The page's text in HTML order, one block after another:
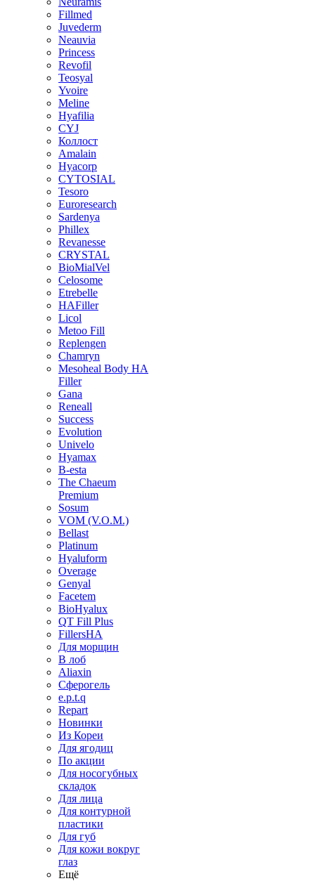
Fillmed
Juvederm
Neauvia
Princess
Revofil
Teosyal
Yvoire
Meline
Hyafilia
CYJ
Коллост
Amalain
Hyacorp
CYTOSIAL
Tesoro
Euroresearch
Sardenya
Phillex
Revanesse
CRYSTAL
BioMialVel
Celosome
Etrebelle
HAFiller
Licol
Metoo Fill
Replengen
Chamryn
Mesoheal Body HA
Filler
Gana
Reneall
Success
Evolution
Univelo
Hyamax
B-esta
The Chaeum
Premium
Sosum
VOM (V.O.M.)
Bellast
Platinum
Hyaluform
Overage
Genyal
Facetem
BioHyalux
QT Fill Plus
FillersHA
Для морщин
В лоб
Aliaxin
Сферогель
e.p.t.q
Repart
Новинки
Из Кореи
Для ягодиц
По акции
Для носогубных
складок
Для лица
Для контурной
пластики
Для губ
Для кожи вокруг
глаз
Ещё